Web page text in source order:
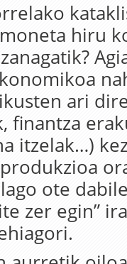
hiru
ari
finantza
itzelak…)
ote
zer egin”